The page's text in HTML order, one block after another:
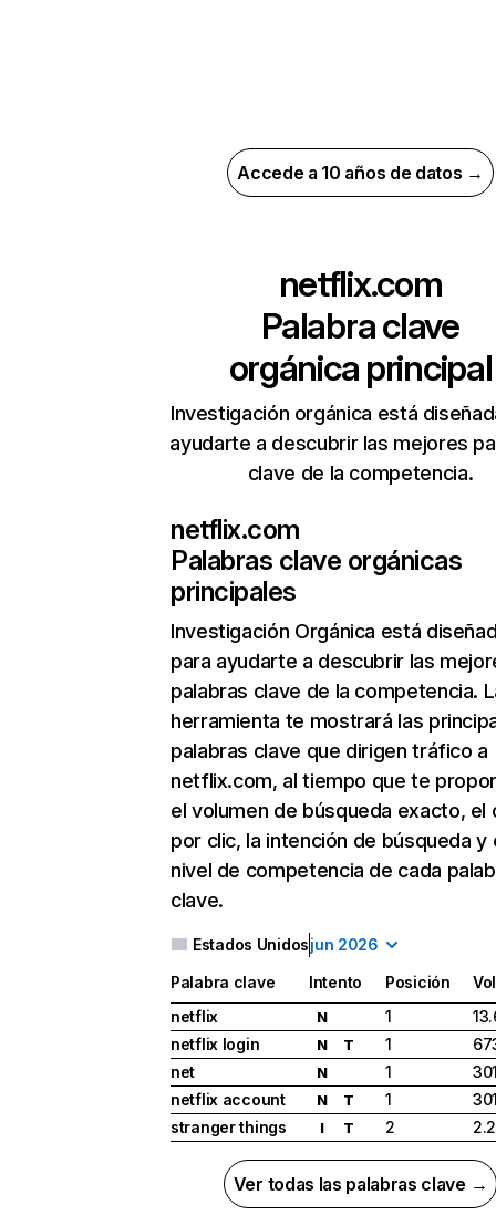
Accede a 10 años de datos →
netflix.com
Palabra clave
orgánica principal
Investigación orgánica está
ayudarte a descubrir las mejores
clave de la competencia.
netflix.com
Palabras clave orgánicas
principales
Investigación Orgánica está
para ayudarte a descubrir las
palabras clave de la competencia.
herramienta te mostrará las
palabras clave que dirigen tráfico a
netflix.com, al tiempo que te
el volumen de búsqueda exacto, el
por clic, la intención de búsqueda y
nivel de competencia de cada
clave.
Estados Unidosjun 2026
Palabra clave Intento Posición
netflix
N 1
netflix login
N T 1
net
N 1
netflix account
N T 1
stranger things
I T 2
Ver todas las palabras clave →